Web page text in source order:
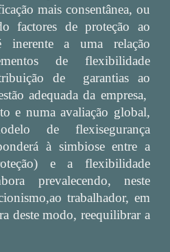
mais consentânea, ou
factores de proteção ao
inerente a uma relação
de flexibilidade
de garantias ao
adequada da empresa,
e numa avaliação global,
de flexisegurança
à simbiose entre a
e a flexibilidade
prevalecendo, neste
trabalhador, em
deste modo, reequilibrar a